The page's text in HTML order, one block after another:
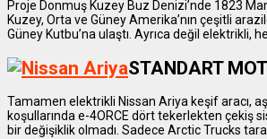
Proje Donmuş Kuzey Buz Denizi’nde 1823
Kuzey, Orta ve Güney Amerika’nın çeşitli
Güney Kutbu’na ulaştı. Ayrıca değil
STANDART
Tamamen elektrikli Nissan Ariya keşif aracı,
koşullarında e-4ORCE dört tekerlekten çekiş
bir değişiklik olmadı. Sadece Arctic Trucks